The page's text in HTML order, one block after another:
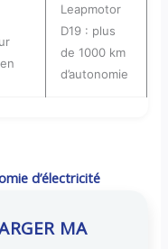
Leapmotor
D19 : plus
de 1000 km
d’autonomie
d’électricité
MA